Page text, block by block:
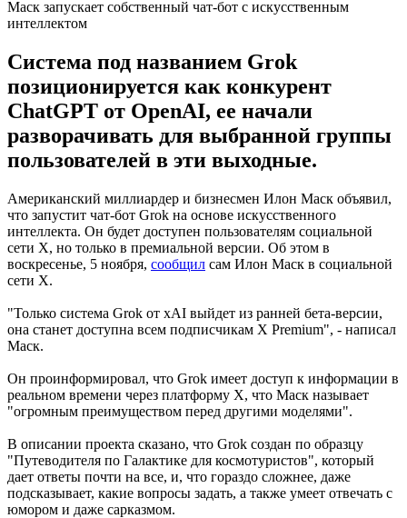
Маск запускает собственный чат-бот с искусственным
интеллектом
Система под названием Grok
позиционируется как конкурент
ChatGPT от OpenAI, ее начали
разворачивать для выбранной группы
пользователей в эти выходные.
Американский миллиардер и бизнесмен Илон Маск объявил,
что запустит чат-бот Grok на основе искусственного
интеллекта. Он будет доступен пользователям социальной
сети X, но только в премиальной версии. Об этом в
воскресенье, 5 ноября, сообщил сам Илон Маск в социальной
сети X.
"Только система Grok от xAI выйдет из ранней бета-версии,
она станет доступна всем подписчикам X Premium", - написал
Маск.
Он проинформировал, что Grok имеет доступ к информации в
реальном времени через платформу Х, что Маск называет
"огромным преимуществом перед другими моделями".
В описании проекта сказано, что Grok создан по образцу
"Путеводителя по Галактике для космотуристов", который
дает ответы почти на все, и, что гораздо сложнее, даже
подсказывает, какие вопросы задать, а также умеет отвечать с
юмором и даже сарказмом.